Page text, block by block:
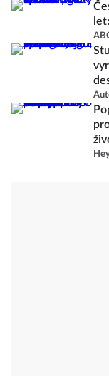
od